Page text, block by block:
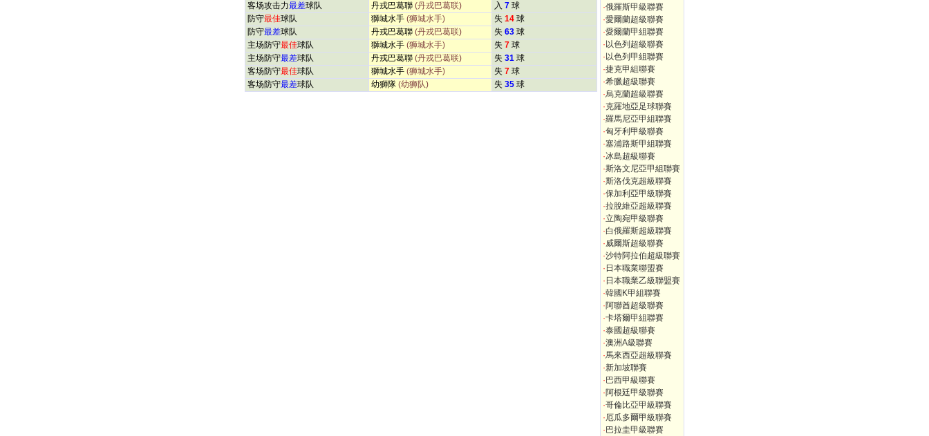
客场攻击力最差球队 丹戎巴葛聯 (丹戎巴葛联) 入 7 球
防守最佳球队 獅城水手 (狮城水手) 失 14 球
防守最差球队 丹戎巴葛聯 (丹戎巴葛联) 失 63 球
主场防守最佳球队 獅城水手 (狮城水手) 失 7 球
主场防守最差球队 丹戎巴葛聯 (丹戎巴葛联) 失 31 球
客场防守最佳球队 獅城水手 (狮城水手) 失 7 球
客场防守最差球队 幼獅隊 (幼狮队) 失 35 球
·俄羅斯甲級聯賽
·愛爾蘭超級聯賽
·愛爾蘭甲組聯賽
· 以色列超級聯賽
· 以色列甲組聯賽
·捷克甲組聯賽
·希臘超級聯賽
·烏克蘭超級聯賽
·克羅地亞足球聯賽
·羅馬尼亞甲組聯賽
·匈牙利甲級聯賽
·塞浦路斯甲組聯賽
·冰島超級聯賽
·斯洛文尼亞甲組聯賽
·斯洛伐克超級聯賽
·保加利亞甲級聯賽
·拉脫維亞超級聯賽
·立陶宛甲級聯賽
·白俄羅斯超級聯賽
·威爾斯超級聯賽
·沙特阿拉伯超級聯賽
· 日本職業聯盟賽
· 日本職業乙級聯盟賽
·韓國K甲組聯賽
·阿聯酋超級聯賽
·卡塔爾甲組聯賽
·泰國超級聯賽
·澳洲A級聯賽
·馬來西亞超級聯賽
·新加坡聯賽
· 巴西甲級聯賽
·阿根廷甲級聯賽
·哥倫比亞甲級聯賽
·厄瓜多爾甲級聯賽
· 巴拉圭甲級聯賽